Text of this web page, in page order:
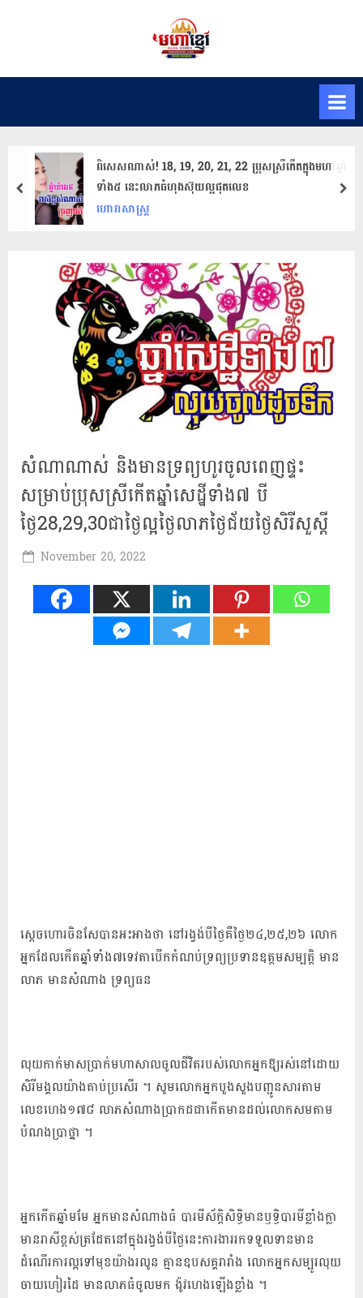
a
m
e
ខ្មែរ
ពិសេសណាស់! 18, 19, 20, 21, 22 ប្រុសស្រីកើតក្នុងមហា​ឆ្នាំ​
ទាំង​៥​ នេះលាភ​ធំ​ហុងស៊ុយ​ល្អ​ផុត​លេខ
ហោរាសាស្ត្រ
prev
សំណាណាស់ និងមានទ្រព្យហូរចូលពេញផ្ទះ
សម្រាប់ប្រុសស្រីកើតឆ្នាំសេដ្ឋីទាំង៧ បី
ថ្ងៃ28,29,30ជា​ថ្ងៃ​ល្អ​ថ្ងៃ​លាភ​ថ្ងៃជ័យ​ថ្ងៃ​សិរី​សួស្តី​
Posted
November 20, 2022
Khmer
ស្តេច​ហោរ​ចិន​សែ​បាន​អះអាង​ថា នៅ​រង្វង់​បី​ថ្ងៃ​គឺ​ថ្ងៃ​២៤,២៥,២៦ លោក​
អ្នក​ដែល​កើត​ឆ្នាំ​ទាំង​៧​ទេវតា​បើក​កំណប់ទ្រព្យ​ប្រទាន​ឧត្តម​សម្បត្តិ មាន​
លាភ មានសំណាង ទ្រព្យធន
លុយកាក់​មាសប្រាក់​មហាសាល​ចូល​ជីវិត​របស់​លោក​អ្នក​ឱ្យ​រស់នៅ​ដោយ​
សិរី​មង្គល​យ៉ាង​គាប់ប្រសើរ ។ សូម​លោក​អ្នក​បួងសួង​បញ្ជូន​សារ​តាម​
លេខ​ហេង​១៧៨ លាភ​សំណាង​ប្រាកដជា​កើត​មាន​ដល់​លោក​សម​តាម​
បំណងប្រាថ្នា ។
អ្នក​កើត​ឆ្នាំមមែ អ្នកមាន​សំណាង​ធំ បារមី​ស័ក្តិសិទ្ធិ​មាន​ឫទ្ធិ​បារមី​ខ្លាំងក្លា
មាន​រាសី​ខ្ពស់ត្រដែត​នៅ​ក្នុង​រង្វង់​បី​ថ្ងៃនេះ​ការងារ​រក​ទទួលទាន​មាន
ដំណើរ​ការ​ល្អ​ទៅ​មុខ​យ៉ាង​រលូន គ្មាន​ឧបសគ្គ​រារាំង លោក​អ្នក​សម្បូរ​លុយ​
ចាយ​ហៀរ​ដៃ មាន​លាភ​ធំ​ចូល​មក ង៉ូ​វ​ហេង​ឡើង​ខ្លាំង ។